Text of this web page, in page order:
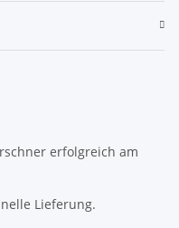
erfolgreich am
Lieferung.